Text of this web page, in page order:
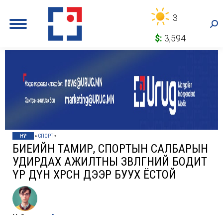
3
$: 3,594
НҮҮР » СПОРТ»
БИЕИЙН ТАМИР, СПОРТЫН САЛБАРЫН
УДИРДАХ АЖИЛТНЫ ЗӨВЛӨГӨӨНИЙ БОДИТ
ҮР ДҮН ХӨРСӨН ДЭЭР БУУХ ЁСТОЙ